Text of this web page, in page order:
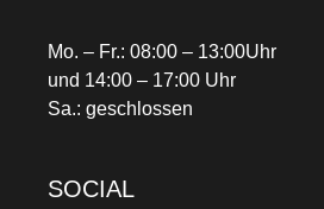
Mo. – Fr.: 08:00 – 13:00Uhr
und 14:00 – 17:00 Uhr
Sa.: geschlossen
SOCIAL